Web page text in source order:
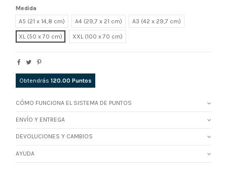
Medida
A5 (21 x 14,8 cm)
A4 (29,7 x 21 cm) A3 (42 x 29,7 cm)
XL XXL
Obtendrás 120.00 Puntos
CÓMO FUNCIONA EL SISTEMA DE PUNTOS
ENVÍO Y ENTREGA
DEVOLUCIONES Y CAMBIOS
AYUDA